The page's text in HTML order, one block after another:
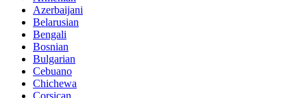
Azerbaijani
Belarusian
Bengali
Bosnian
Bulgarian
Cebuano
Chichewa